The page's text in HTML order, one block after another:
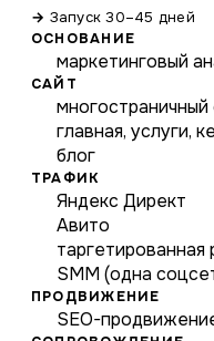
Запуск 30–45 дней
ОСНОВАНИЕ
маркетинговый
САЙТ
многостраничный
главная, услуги,
блог
ТРАФИК
Яндекс Директ
Авито
таргетированная
SMM (одна
ПРОДВИЖЕНИЕ
SEO-